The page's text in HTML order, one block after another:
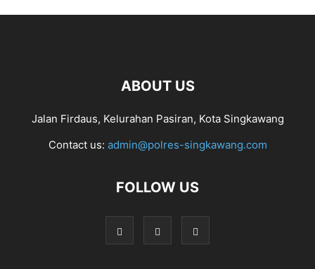
ABOUT US
Jalan Firdaus, Kelurahan Pasiran, Kota Singkawang
Contact us: admin@polres-singkawang.com
FOLLOW US